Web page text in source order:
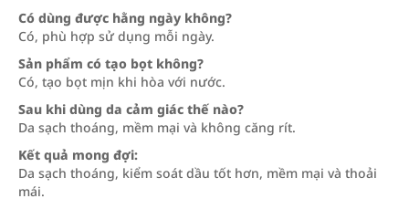
Có dùng được hằng ngày không?
Có, phù hợp sử dụng mỗi ngày.
Sản phẩm có tạo bọt không?
Có, tạo bọt mịn khi hòa với nước.
Sau khi dùng da cảm giác thế nào?
Da sạch thoáng, mềm mại và không căng rít.
Kết quả mong đợi:
Da sạch thoáng, kiểm soát dầu tốt hơn, mềm mại và thoải
mái.